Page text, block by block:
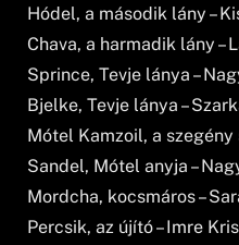
Hódel, a második lány –
Chava, a harmadik lány –
Sprince, Tevje lánya –
Bjelke, Tevje lánya –
Mótel Kamzoil, a szegény
Sandel, Mótel anyja –
Mordcha, kocsmáros –
Percsik, az újító – Imre